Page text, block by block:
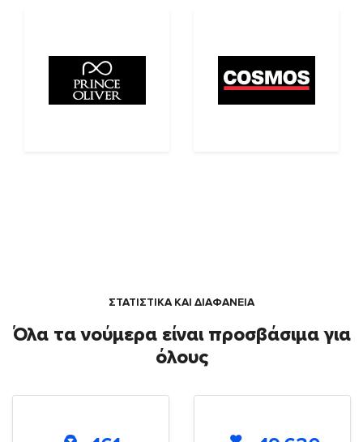
ΣΤΑΤΙΣΤΙΚΑ ΚΑΙ ΔΙΑΦΑΝΕΙΑ
Όλα τα νούμερα είναι προσβάσιμα για
όλους